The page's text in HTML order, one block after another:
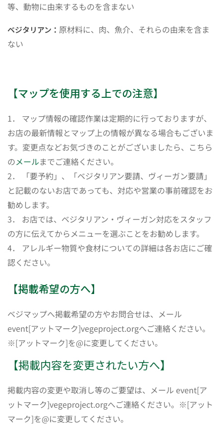
等、動物に由来するものを含まない
ベジタリアン： 原材料に、肉、魚介、それらの由来を含ま
ない
【マップを使用する上での注意】
1． マップ情報の確認作業は定期的に行っておりますが、
お店の最新情報とマップ上の情報が異なる場合もございま
す。変更点などお気づきのことがございましたら、こちら
のメールまでご連絡ください。
2． 「要予約」、「ベジタリアン要請、ヴィーガン要請」
と記載のないお店であっても、対応や営業の事前確認をお
勧めします。
3． お店では、ベジタリアン・ヴィーガン対応をスタッフ
の方に伝えてからメニューを選ぶことをお勧めします。
4． アレルギー物質や食材についての詳細は各お店にご確
認ください。
【掲載希望の方へ】
ベジマップへ掲載希望の方やお問合せは、メール
event[アットマーク]vegeproject.orgへご連絡ください。
※[アットマーク]を@に変更してください。
【掲載内容を変更されたい方へ】
掲載内容の変更や取消し等のご要望は、メール event[ア
ットマーク]vegeproject.orgへご連絡ください。※[アット
マーク]を@に変更してください。